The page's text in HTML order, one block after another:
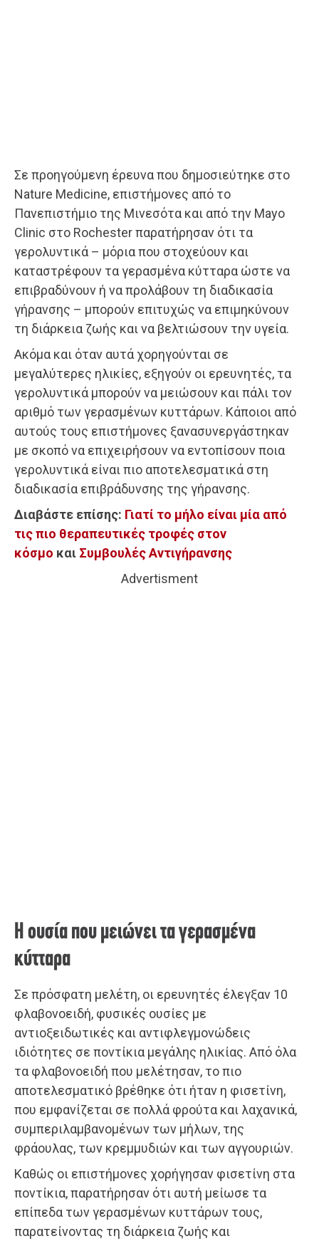
Σε προηγούμενη έρευνα που δημοσιεύτηκε στο
Nature Medicine, επιστήμονες από το
Πανεπιστήμιο της Μινεσότα και από την Mayo
Clinic στο Rochester παρατήρησαν ότι τα
γερολυντικά – μόρια που στοχεύουν και
καταστρέφουν τα γερασμένα κύτταρα ώστε να
επιβραδύνουν ή να προλάβουν τη διαδικασία
γήρανσης – μπορούν επιτυχώς να επιμηκύνουν
τη διάρκεια ζωής και να βελτιώσουν την υγεία.
Ακόμα και όταν αυτά χορηγούνται σε
μεγαλύτερες ηλικίες, εξηγούν οι ερευνητές, τα
γερολυντικά μπορούν να μειώσουν και πάλι τον
αριθμό των γερασμένων κυττάρων. Κάποιοι από
αυτούς τους επιστήμονες ξανασυνεργάστηκαν
με σκοπό να επιχειρήσουν να εντοπίσουν ποια
γερολυντικά είναι πιο αποτελεσματικά στη
διαδικασία επιβράδυνσης της γήρανσης.
Διαβάστε επίσης: Γιατί το μήλο είναι μία από
τις πιο θεραπευτικές τροφές στον
κόσμο και Συμβουλές Αντιγήρανσης
Advertisment
Η ουσία που μειώνει τα γερασμένα
κύτταρα
Σε πρόσφατη μελέτη, οι ερευνητές έλεγξαν 10
φλαβονοειδή, φυσικές ουσίες με
αντιοξειδωτικές και αντιφλεγμονώδεις
ιδιότητες σε ποντίκια μεγάλης ηλικίας. Από όλα
τα φλαβονοειδή που μελέτησαν, το πιο
αποτελεσματικό βρέθηκε ότι ήταν η φισετίνη,
που εμφανίζεται σε πολλά φρούτα και λαχανικά,
συμπεριλαμβανομένων των μήλων, της
φράουλας, των κρεμμυδιών και των αγγουριών.
Καθώς οι επιστήμονες χορήγησαν φισετίνη στα
ποντίκια, παρατήρησαν ότι αυτή μείωσε τα
επίπεδα των γερασμένων κυττάρων τους,
παρατείνοντας τη διάρκεια ζωής και